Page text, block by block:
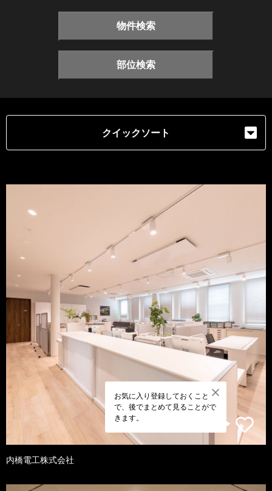
物件検索
部位検索
クイックソート
お気に入り登録しておくこと
で、後でまとめて見ることがで
きます。
内橋電工株式会社